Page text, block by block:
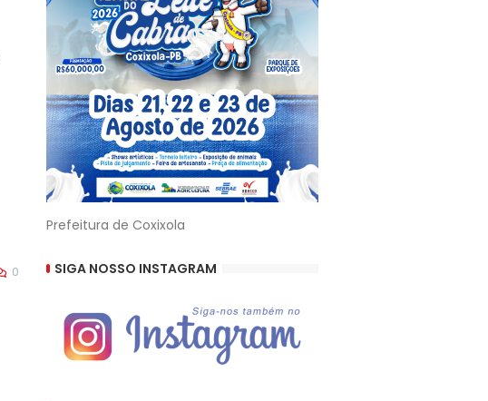
0
Prefeitura de Coxixola
SIGA NOSSO INSTAGRAM